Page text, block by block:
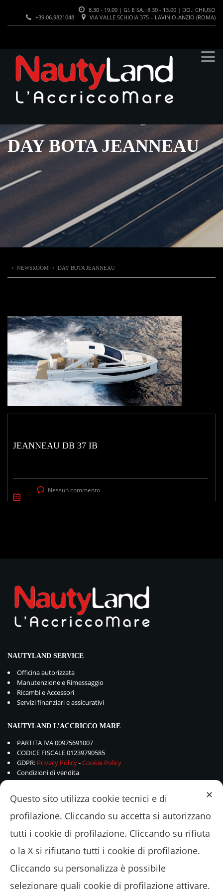
8.30 - 19.00 | GI. E SA.: 8.30 - 13.00 | DO.: CHIUSO
VIA VALLE SCHIOIA 375 – LAVINIO-ANZIO (ROMA)
+39.06.9821048
DAY BOTA JEANNEAU
> NEWSROOM > DAY BOTA JEANNEAU
JEANNEAU DB 37 IB
Nessun commento
NAUTYLAND SERVICE
Officina autorizzata
Manutenzione e Rimessaggio
Ricambi e Accessori
Servizi finanziari e assicurativi
NAUTYLAND L’ACCRICCO MARE
PARTITA IVA 00975691007
CODICE FISCALE 01239790585
GDPR: Privacy Policy-Cookie Policy
Condizioni di vendita
✕
Questo sito utilizza cookie tecnici e di
profilazione. Cliccando su accetta si autorizzano
tutti i cookie di profilazione. Cliccando su rifiuta
o la X si rifiutano tutti i cookie di profilazione.
Cliccando su personalizza è possibile
selezionare quali cookie di profilazione attivare.